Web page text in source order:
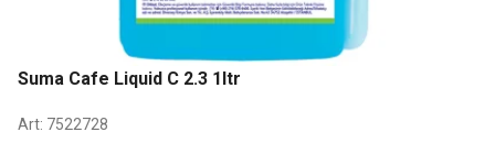
Suma Cafe Liquid C 2.3 1ltr
Art: 7522728